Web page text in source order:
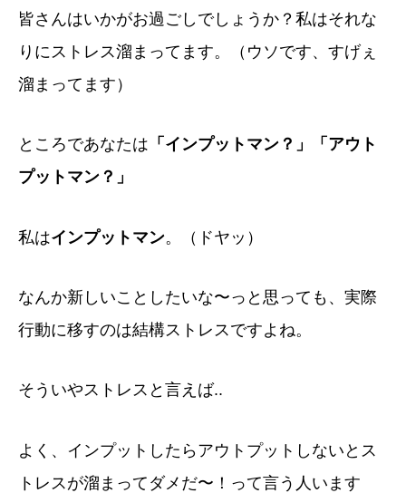
皆さんはいかがお過ごしでしょうか？私はそれな
りにストレス溜まってます。（ウソです、すげぇ
溜まってます）
ところであなたは 「インプットマン？」「アウト
プットマン？」
私はインプットマン。（ドヤッ）
なんか新しいことしたいな〜っと思っても、実際
行動に移すのは結構ストレスですよね。
そういやストレスと言えば..
よく、インプットしたらアウトプットしないとス
トレスが溜まってダメだ〜！って言う人います